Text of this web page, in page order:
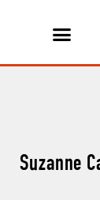
Suzanne